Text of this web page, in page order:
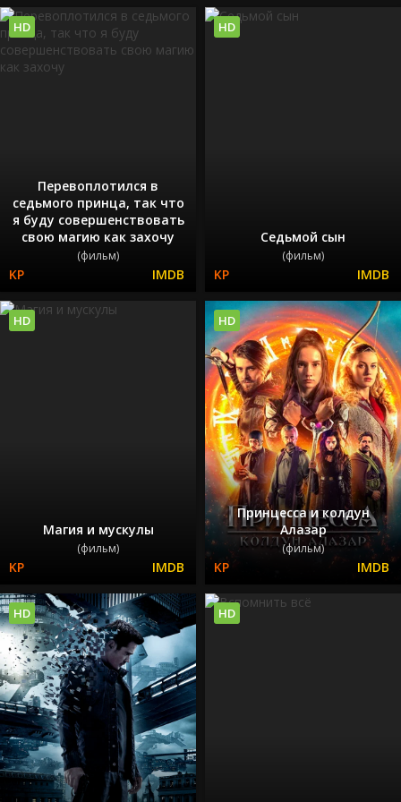
Перевоплотился в
седьмого принца, так что
я буду совершенствовать
свою магию как захочу
(фильм)
HD
Седьмой сын
(фильм)
HD
Магия и мускулы
(фильм)
HD
Принцесса и колдун
Алазар
(фильм)
HD
HD HD